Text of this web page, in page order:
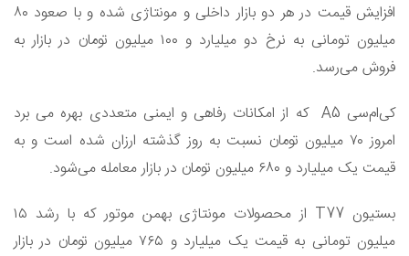
افزایش قیمت در هر دو بازار داخلی و مونتاژی شده و با صعود ۸۰
میلیون تومانی به نرخ دو میلیارد و ۱۰۰ میلیون تومان در بازار به
فروش می‌رسد.
کی‌ام‌سی A5 که از امکانات رفاهی و ایمنی متعددی بهره می برد
امروز ۷۰ میلیون تومان نسبت به روز گذشته ارزان شده است و به
قیمت یک میلیارد و ۶۸۰ میلیون تومان در بازار معامله می‌شود.
بستیون T77 از محصولات مونتاژی بهمن موتور که با رشد ۱۵
میلیون تومانی به قیمت یک میلیارد و ۷۶۵ میلیون تومان در بازار